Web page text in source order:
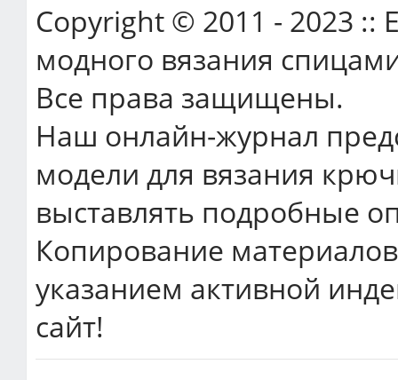
Copyright © 2011 - 2023 ::
модного вязания
Все права защищены.
Наш онлайн-журнал
модели для вязания
выставлять подробные
Копирование
указанием активной
сайт!